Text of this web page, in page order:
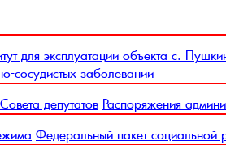
для эксплуатации объекта с.
сосудистых заболеваний
депутатов Распоряжения
Федеральный пакет социальной